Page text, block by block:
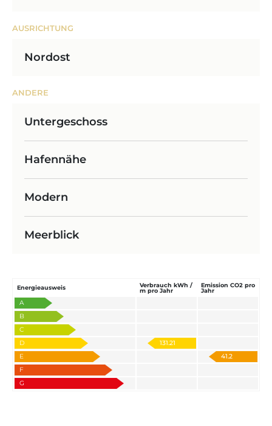
AUSRICHTUNG
Nordost
ANDERE
Untergeschoss
Hafennähe
Modern
Meerblick
Energieausweis
Verbrauch kWh /
m pro Jahr
Emission CO2 pro
Jahr
A
B
C
D
131.21
E
41.2
F
G